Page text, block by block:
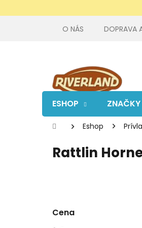
na
O NÁS DOPRAVA
ESHOP ZNAČKY
DomovEshop
Rattlin
Cena